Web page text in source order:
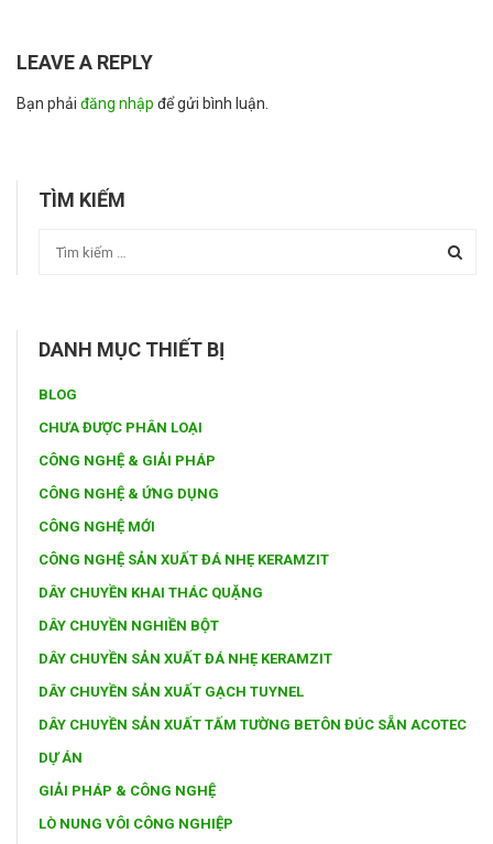
LEAVE A REPLY
Bạn phải đăng nhập để gửi bình luận.
TÌM KIẾM
DANH MỤC THIẾT BỊ
BLOG
CHƯA ĐƯỢC PHÂN LOẠI
CÔNG NGHỆ & GIẢI PHÁP
CÔNG NGHỆ & ỨNG DỤNG
CÔNG NGHỆ MỚI
CÔNG NGHỆ SẢN XUẤT ĐÁ NHẸ KERAMZIT
DÂY CHUYỀN KHAI THÁC QUẶNG
DÂY CHUYỀN NGHIỀN BỘT
DÂY CHUYỀN SẢN XUẤT ĐÁ NHẸ KERAMZIT
DÂY CHUYỀN SẢN XUẤT GẠCH TUYNEL
DÂY CHUYỀN SẢN XUẤT TẤM TƯỜNG BETÔN ĐÚC SẴN ACOTEC
DỰ ÁN
GIẢI PHÁP & CÔNG NGHỆ
LÒ NUNG VÔI CÔNG NGHIỆP